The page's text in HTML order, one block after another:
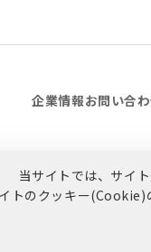
当サイトでは、サイ
トのクッキー(Cookie)
企業情報お問い合